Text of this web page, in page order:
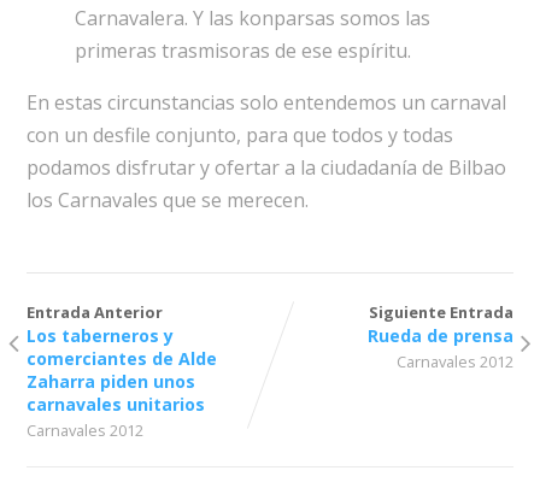
Carnavalera. Y las konparsas somos las
primeras trasmisoras de ese espíritu.
En estas circunstancias solo entendemos un carnaval
con un desfile conjunto, para que todos y todas
podamos disfrutar y ofertar a la ciudadanía de Bilbao
los Carnavales que se merecen.
Entrada Anterior
Los taberneros y
comerciantes de Alde
Zaharra piden unos
carnavales unitarios
Carnavales 2012
Siguiente Entrada
Rueda de prensa
Carnavales 2012